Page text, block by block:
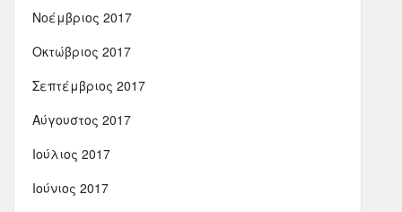
Νοέμβριος 2017
Οκτώβριος 2017
Σεπτέμβριος 2017
Αύγουστος 2017
Ιούλιος 2017
Ιούνιος 2017